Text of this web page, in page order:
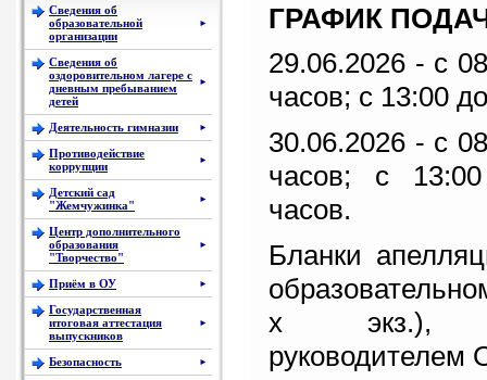
ГРАФИК
29.06.2026 - с
часов; с 13:00
30.06.2026 - с
часов; с
часов.
Бланки
х экз.),
руководителем
Сведения об
образовательной
организации
►
Сведения об
оздоровительном лагере с
дневным пребыванием
детей
►
Деятельность гимназии ►
Противодействие
коррупции
►
Детский сад
"Жемчужинка"
►
Центр дополнительного
образования
"Творчество"
►
Приём в ОУ ►
Государственная
итоговая аттестация
выпускников
►
Безопасность ►